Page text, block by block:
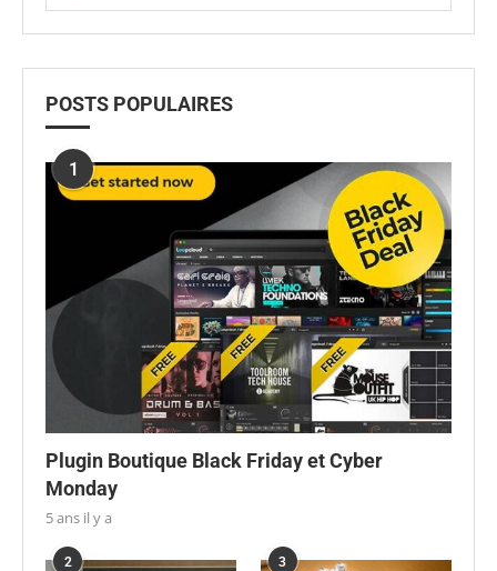
POSTS POPULAIRES
1
Plugin Boutique Black Friday et Cyber
Monday
5 ans il y a
2 3